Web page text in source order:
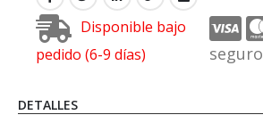
Disponible bajo
pedido (6-9 días)
seguro
DETALLES